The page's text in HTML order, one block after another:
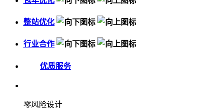
整站优化
行业合作
优质服务
零风险设计